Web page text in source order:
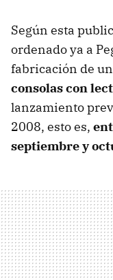
Según esta
ordenado ya a
fabricación de un
consolas con
lanzamiento
2008, esto es,
septiembre y